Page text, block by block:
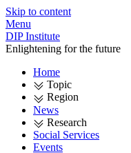
Skip to content
Menu
DIP Institute
Enlightening for the future
Home
Topic
Region
News
Research
Social Services
Events